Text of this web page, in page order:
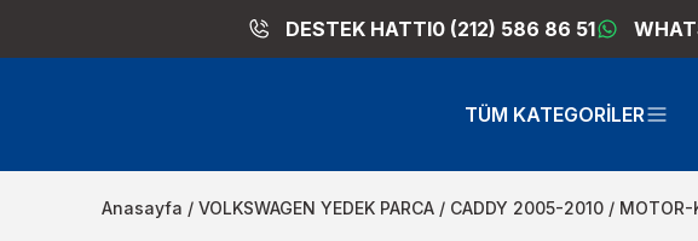
DESTEK HATTI0 (212) 586 86 51
TÜM KATEGORİLER
Anasayfa VOLKSWAGEN YEDEK PARCA CADDY 2005-2010 MOTOR-